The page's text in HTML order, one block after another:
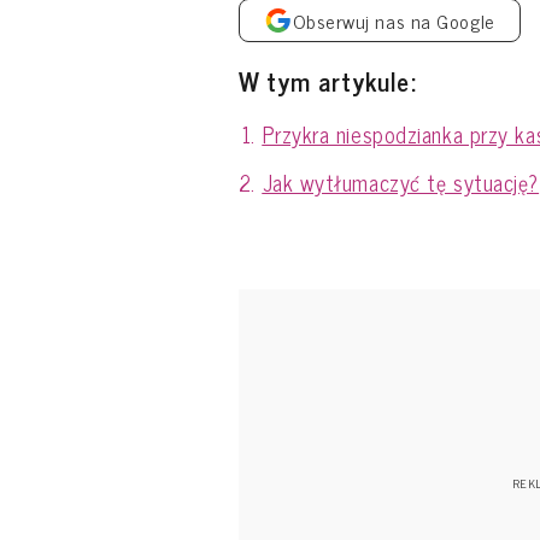
Obserwuj nas na Google
W tym artykule:
Przykra niespodzianka przy
Jak wytłumaczyć tę sytuację?